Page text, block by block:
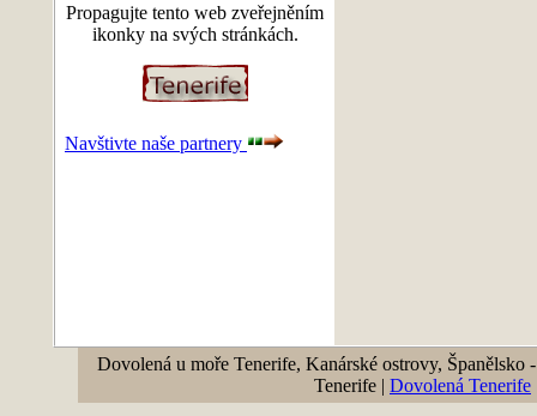
Propagujte tento web zveřejněním
ikonky na svých stránkách.
Navštivte naše partnery
Dovolená u moře Tenerife, Kanárské ostrovy,
Tenerife | Dovolená Tenerife